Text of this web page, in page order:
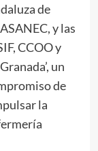
de
y las
CCOO y
un
de
la